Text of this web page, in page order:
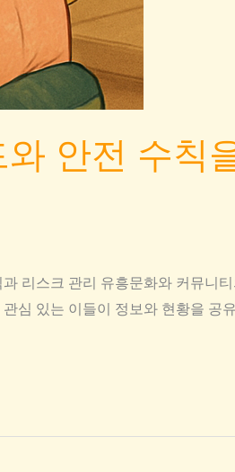
안전 수칙
리스크 관리 유흥문화와 커뮤니
심 있는 이들이 정보와 현황을 공